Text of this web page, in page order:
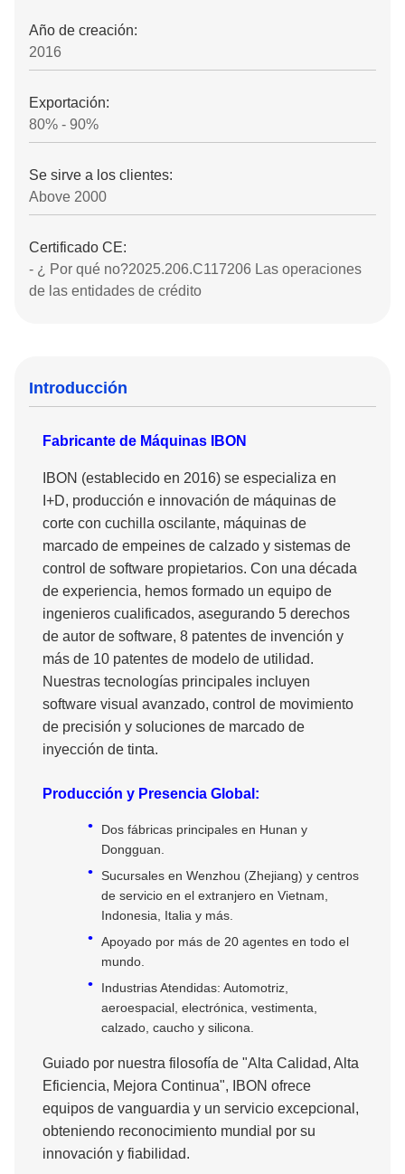
Año de creación:
2016
Exportación:
80% - 90%
Se sirve a los clientes:
Above 2000
Certificado CE:
- ¿ Por qué no?2025.206.C117206 Las operaciones
de las entidades de crédito
Introducción
Fabricante de Máquinas IBON
IBON (establecido en 2016) se especializa en
I+D, producción e innovación de máquinas de
corte con cuchilla oscilante, máquinas de
marcado de empeines de calzado y sistemas de
control de software propietarios. Con una década
de experiencia, hemos formado un equipo de
ingenieros cualificados, asegurando 5 derechos
de autor de software, 8 patentes de invención y
más de 10 patentes de modelo de utilidad.
Nuestras tecnologías principales incluyen
software visual avanzado, control de movimiento
de precisión y soluciones de marcado de
inyección de tinta.
Producción y Presencia Global:
Dos fábricas principales en Hunan y
Dongguan.
Sucursales en Wenzhou (Zhejiang) y centros
de servicio en el extranjero en Vietnam,
Indonesia, Italia y más.
Apoyado por más de 20 agentes en todo el
mundo.
Industrias Atendidas: Automotriz,
aeroespacial, electrónica, vestimenta,
calzado, caucho y silicona.
Guiado por nuestra filosofía de "Alta Calidad, Alta
Eficiencia, Mejora Continua", IBON ofrece
equipos de vanguardia y un servicio excepcional,
obteniendo reconocimiento mundial por su
innovación y fiabilidad.